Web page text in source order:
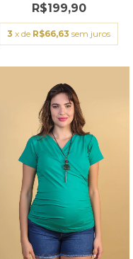
R$199,90
3 x de R$66,63 sem juros